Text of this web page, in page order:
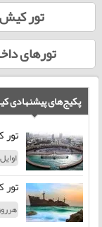
تور کیش
تورهای
پکیج‌های پیشنهادی
تور